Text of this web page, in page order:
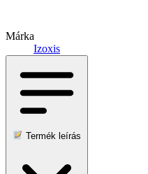
Márka
Izoxis
Termék leírás